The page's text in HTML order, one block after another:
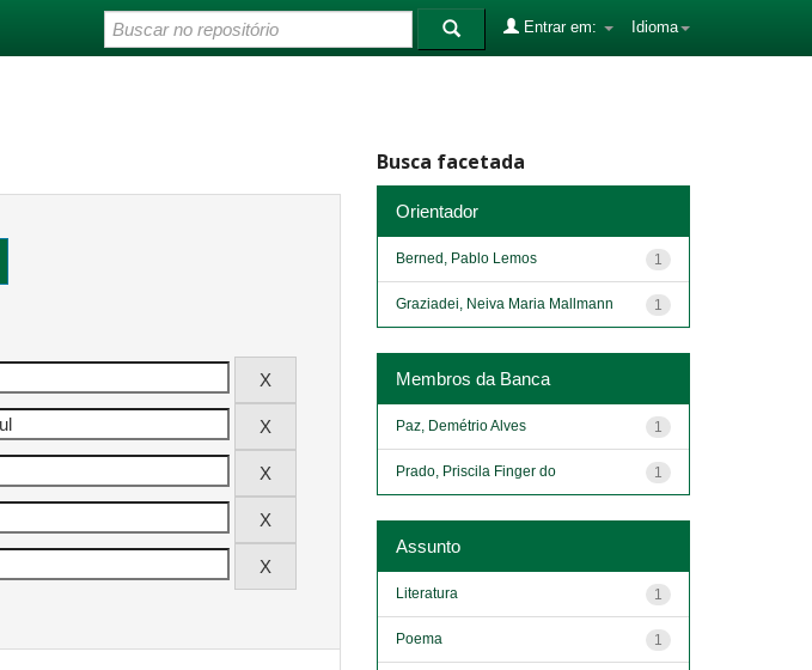
Idioma
Entrar em:
Busca facetada
Orientador
1
Berned, Pablo Lemos
1
Graziadei, Neiva Maria Mallmann
Membros da Banca
1
Paz, Demétrio Alves
1
Prado, Priscila Finger do
Assunto
1
Literatura
1
Poema